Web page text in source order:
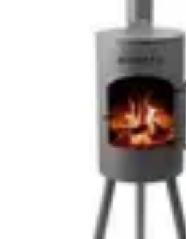
Techniques et
ÉquipementTendances